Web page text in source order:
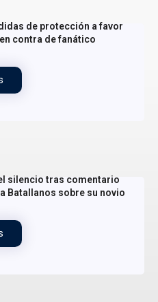
de protección a favor
contra de fanático
silencio tras comentario
Batallanos sobre su novio